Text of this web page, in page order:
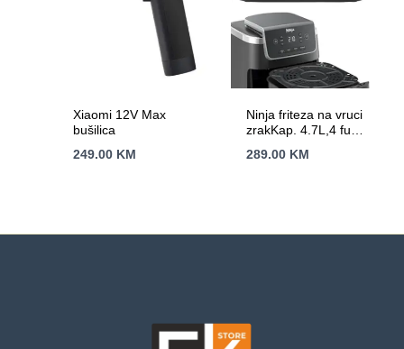
Xiaomi 12V Max
bušilica
249.00 KM
Ninja friteza na vruci
zrakKap. 4.7L,4 funk.
keramicki premaz,
289.00 KM